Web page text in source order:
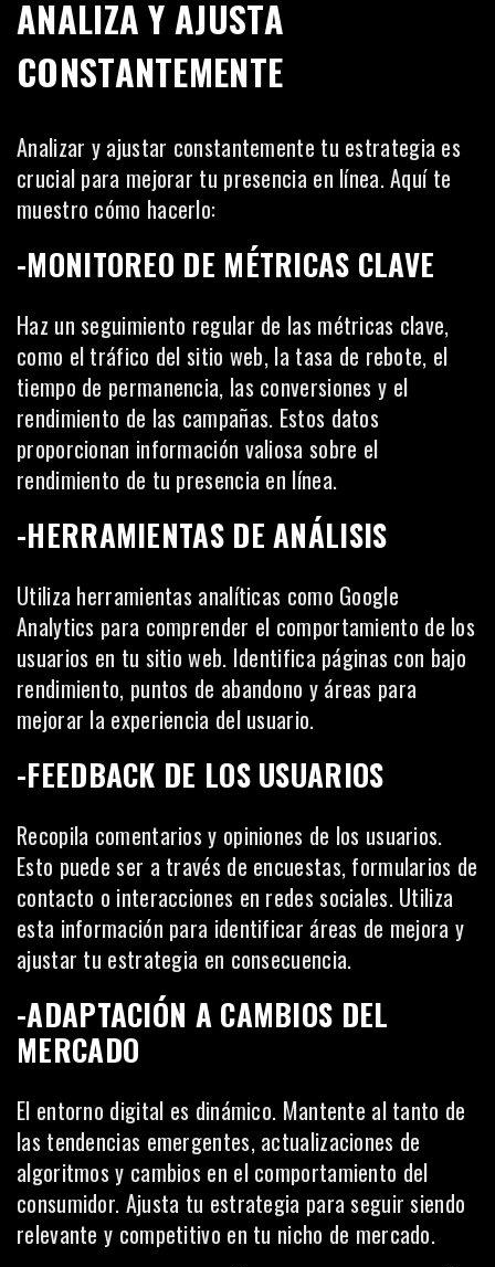
ANALIZA Y AJUSTA
CONSTANTEMENTE
Analizar y ajustar constantemente tu estrategia es
crucial para mejorar tu presencia en línea. Aquí te
muestro cómo hacerlo:
-MONITOREO DE MÉTRICAS CLAVE
Haz un seguimiento regular de las métricas clave,
como el tráfico del sitio web, la tasa de rebote, el
tiempo de permanencia, las conversiones y el
rendimiento de las campañas. Estos datos
proporcionan información valiosa sobre el
rendimiento de tu presencia en línea.
-HERRAMIENTAS DE ANÁLISIS
Utiliza herramientas analíticas como Google
Analytics para comprender el comportamiento de los
usuarios en tu sitio web. Identifica páginas con bajo
rendimiento, puntos de abandono y áreas para
mejorar la experiencia del usuario.
-FEEDBACK DE LOS USUARIOS
Recopila comentarios y opiniones de los usuarios.
Esto puede ser a través de encuestas, formularios de
contacto o interacciones en redes sociales. Utiliza
esta información para identificar áreas de mejora y
ajustar tu estrategia en consecuencia.
-ADAPTACIÓN A CAMBIOS DEL
MERCADO
El entorno digital es dinámico. Mantente al tanto de
las tendencias emergentes, actualizaciones de
algoritmos y cambios en el comportamiento del
consumidor. Ajusta tu estrategia para seguir siendo
relevante y competitivo en tu nicho de mercado.